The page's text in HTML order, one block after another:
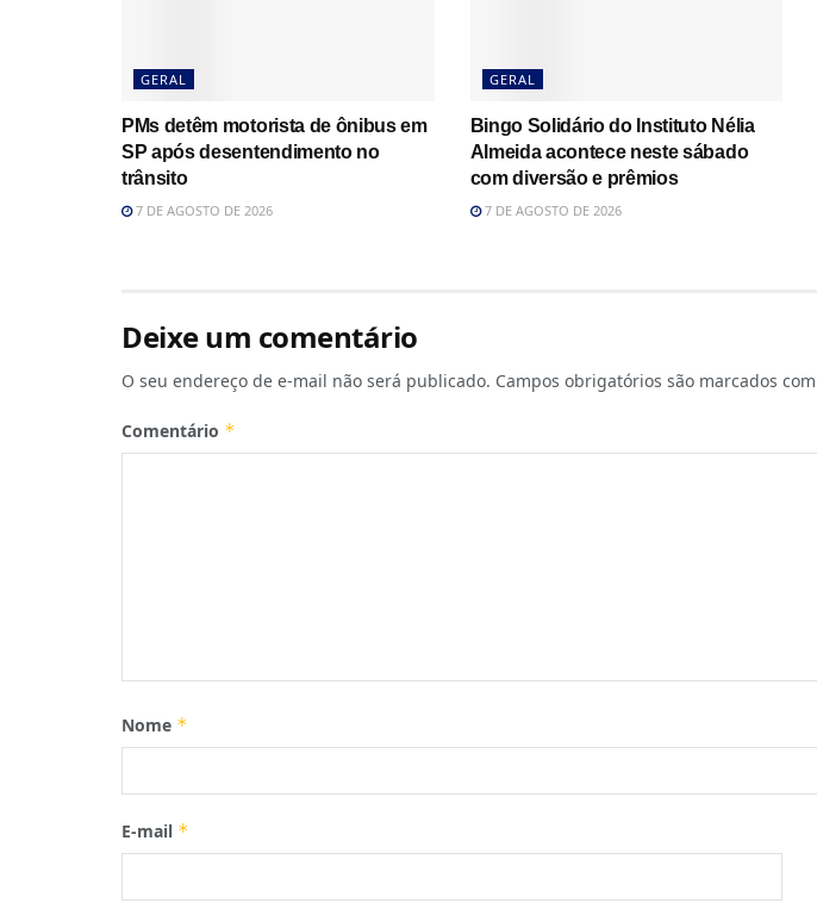
GERAL
PMs detêm motorista de ônibus em
SP após desentendimento no
trânsito
7 DE AGOSTO DE 2026
GERAL
Bingo Solidário do Instituto Nélia
Almeida acontece neste sábado
com diversão e prêmios
7 DE AGOSTO DE 2026
Deixe um comentário
O seu endereço de e-mail não será publicado. Campos obrigatórios são marcados com
Comentário *
Nome *
E-mail *